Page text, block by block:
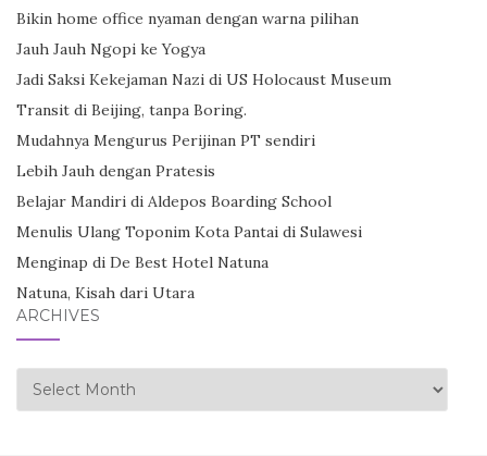
Bikin home office nyaman dengan warna pilihan
Jauh Jauh Ngopi ke Yogya
Jadi Saksi Kekejaman Nazi di US Holocaust Museum
Transit di Beijing, tanpa Boring.
Mudahnya Mengurus Perijinan PT sendiri
Lebih Jauh dengan Pratesis
Belajar Mandiri di Aldepos Boarding School
Menulis Ulang Toponim Kota Pantai di Sulawesi
Menginap di De Best Hotel Natuna
Natuna, Kisah dari Utara
ARCHIVES
Archives